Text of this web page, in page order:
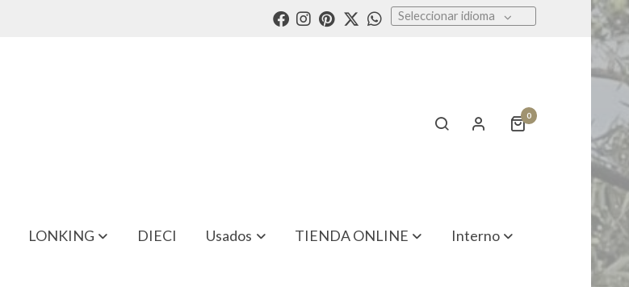
Seleccionar idioma
0
LONKING DIECI Usados TIENDA ONLINE Interno